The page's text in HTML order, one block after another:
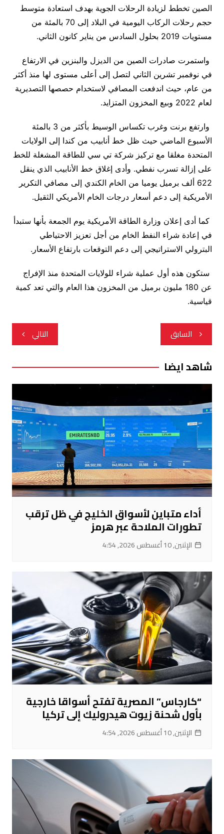
الصين تخطط لزيادة الرحلات الجوية بهدف استعادة متوسط
حجم رحلات الركاب اليومية في البلاد إلى 70 بالمئة من
مستويات 2019 بحلول السادس من يناير كانون الثاني.
واستمرت صادرات الصين من الديزل والبنزين في الارتفاع
في نوفمبر تشرين الثاني لتصل إلى أعلى مستوى لها منذ أكثر
من عام، حيث اندفعت المصافي لاستخدام حصصها التصديرية
لعام 2022 وبيع المخزون المتزايد.
وارتفع برنت وغرب تكساس الوسيط بأكثر من 3 بالمئة
الأسبوع الماضي حيث ظل خط أنابيب من كندا إلى الولايات
المتحدة مغلقا مع تركيز شركة تي سي للطاقة المشغلة للخط
على إزالة تسرب نفطي. وأدى إغلاق خط الأنابيب الذي ينقل
622 ألف برميل يوميا من الخام الكندي إلى مصافي التكرير
الأمريكية إلى دعم أسعار درجات الخام الأمريكي الثقيل.
كما أدى إعلان وزارة الطاقة الأمريكية يوم الجمعة بأنها ستبدأ
في إعادة شراء النفط الخام من أجل تعزيز الاحتياطي
البترولي الاستراتيجي إلى دعم التوقعات بارتفاع الأسعار.
ستكون هذه أول عملية شراء للولايات المتحدة منذ الإفراج
عن 180 مليون برميل من المخزون هذا العام والتي تعد كمية
قياسية.
تصفّح
المقالات
السابق التالي
شاهد ايضا
أداء متباين لأسواق الخليج في ظل ترقب
تطورات الملاحة عبر هرمز
الإثنين, 10 أغسطس 2026, 4:54
“كارجاس” المصرية تفتح أسواقا خارجية
بأول شحنة زيوت هيدروليك إلى تركيا
الإثنين, 10 أغسطس 2026, 4:54